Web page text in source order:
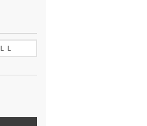
ＬＬ